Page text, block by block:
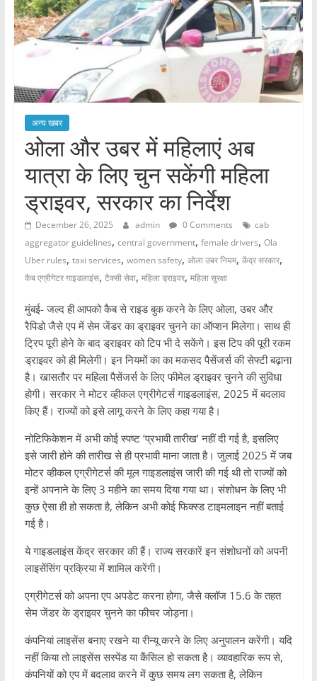
अन्य खबर
ओला और उबर में महिलाएं अब
यात्रा के लिए चुन सकेंगी महिला
ड्राइवर, सरकार का निर्देश
December 26, 2025 admin 0 Comments
cab
aggregator guidelines, central government, female drivers, Ola
Uber rules, taxi services, women safety, ओला उबर नियम, केंद्र सरकार,
कैब एग्रीगेटर गाइडलाइंस, टैक्सी सेवा, महिला ड्राइवर, महिला सुरक्षा
मुंबई- जल्द ही आपको कैब से राइड बुक करने के लिए ओला, उबर और
रैपिडो जैसे एप में सेम जेंडर का ड्राइवर चुनने का ऑप्शन मिलेगा। साथ ही
ट्रिप पूरी होने के बाद ड्राइवर को टिप भी दे सकेंगे। इस टिप की पूरी रकम
ड्राइवर को ही मिलेगी। इन नियमों का का मकसद पैसेंजर्स की सेफ्टी बढ़ाना
है। खासतौर पर महिला पैसेंजर्स के लिए फीमेल ड्राइवर चुनने की सुविधा
होगी। सरकार ने मोटर व्हीकल एग्रीगेटर्स गाइडलाइंस, 2025 में बदलाव
किए हैं। राज्यों को इसे लागू करने के लिए कहा गया है।
नोटिफिकेशन में अभी कोई स्पष्ट ‘प्रभावी तारीख’ नहीं दी गई है, इसलिए
इसे जारी होने की तारीख से ही प्रभावी माना जाता है। जुलाई 2025 में जब
मोटर व्हीकल एग्रीगेटर्स की मूल गाइडलाइंस जारी की गई थी तो राज्यों को
इन्हें अपनाने के लिए 3 महीने का समय दिया गया था। संशोधन के लिए भी
कुछ ऐसा ही हो सकता है, लेकिन अभी कोई फिक्स्ड टाइमलाइन नहीं बताई
गई है।
ये गाइडलाइंस केंद्र सरकार की हैं। राज्य सरकारें इन संशोधनों को अपनी
लाइसेंसिंग प्रक्रिया में शामिल करेंगी।
एग्रीगेटर्स को अपना एप अपडेट करना होगा, जैसे क्लॉज 15.6 के तहत
सेम जेंडर के ड्राइवर चुनने का फीचर जोड़ना।
कंपनियां लाइसेंस बनाए रखने या रीन्यू करने के लिए अनुपालन करेंगी। यदि
नहीं किया तो लाइसेंस सस्पेंड या कैंसिल हो सकता है। व्यावहारिक रूप से,
कंपनियों को एप में बदलाव करने में कुछ समय लग सकता है, लेकिन